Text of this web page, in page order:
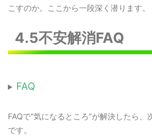
こすのか。ここから一段深く潜ります。
4.5不安解消FAQ
FAQ
FAQで“気になるところ”が解決したら、
です。